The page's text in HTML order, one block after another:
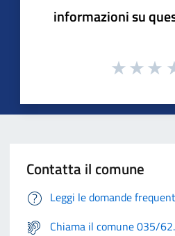
informazioni su
Contatta il comune
Leggi le domande
Chiama il comune 035/